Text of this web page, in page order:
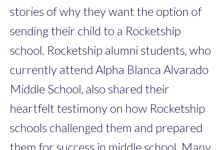
stories of why they want the option of
sending their child to a Rocketship
school. Rocketship alumni students, who
currently attend Alpha Blanca Alvarado
Middle School, also shared their
heartfelt testimony on how Rocketship
schools challenged them and prepared
them for success in middle school. Many